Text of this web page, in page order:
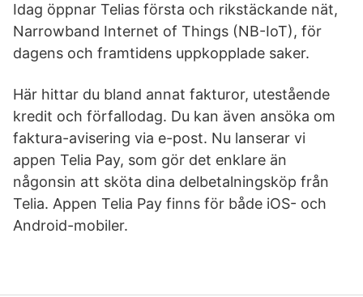
Idag öppnar Telias första och rikstäckande nät,
Narrowband Internet of Things (NB-IoT), för
dagens och framtidens uppkopplade saker.
Här hittar du bland annat fakturor, utestående
kredit och förfallodag. Du kan även ansöka om
faktura-avisering via e-post. Nu lanserar vi
appen Telia Pay, som gör det enklare än
någonsin att sköta dina delbetalningsköp från
Telia. Appen Telia Pay finns för både iOS- och
Android-mobiler.